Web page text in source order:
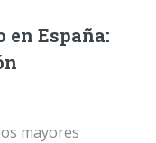
España:
mayores